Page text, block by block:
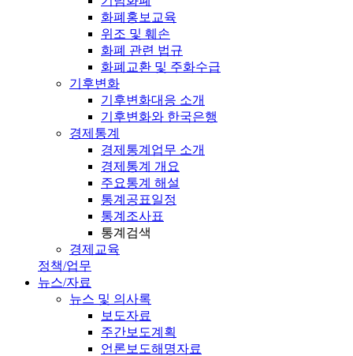
화폐홍보교육
위조 및 훼손
화폐 관련 법규
화폐교환 및 주화수급
기후변화
기후변화대응 소개
기후변화와 한국은행
경제통계
경제통계업무 소개
경제통계 개요
주요통계 해설
통계공표일정
통계조사표
통계검색
경제교육
정책/업무
뉴스/자료
뉴스 및 의사록
보도자료
주간보도계획
언론보도해명자료